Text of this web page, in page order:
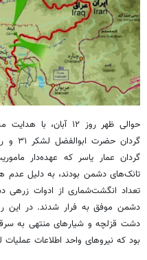
حوالی ظهر روز ۱۲
گردان عمار یاسر که عهده‌دار
تانک‌های دشمن بودند، به دلیل عدم
تعداد انگشت‌شماری از ادوات
دشمن موفق به فرار شدند. در
دشت قزلچه و شیارهای منتهی به
بود که نیروهای واحد اطلاعات عملیات لشکر ۲۷ در برآورد خود تخمین